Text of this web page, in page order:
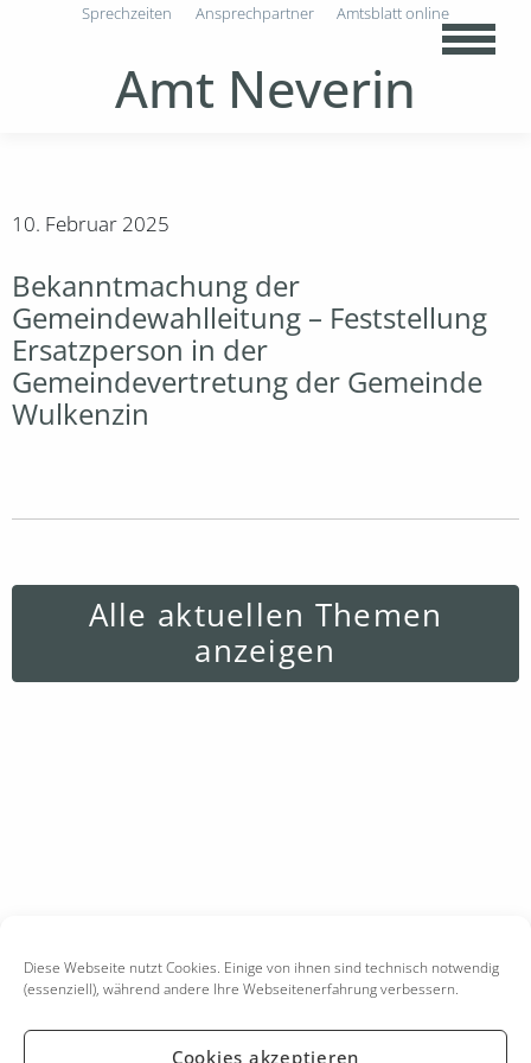
Diese Webseite nutzt Cookies. Einige von ihnen sind technisch notwendig
(essenziell), während andere Ihre Webseitenerfahrung verbessern.
Cookies akzeptieren
Amt Neverin
Sprechzeiten Ansprechpartner Amtsblatt online
10. Februar 2025
Bekanntmachung der
Gemeindewahlleitung – Feststellung
Ersatzperson in der
Gemeindevertretung der Gemeinde
Wulkenzin
Alle aktuellen Themen
anzeigen